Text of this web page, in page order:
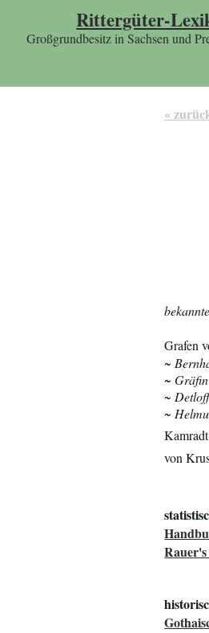
Rittergüter-
Großgrundbesitz in Sachsen und
«
Grafen
~
~
~
~
von